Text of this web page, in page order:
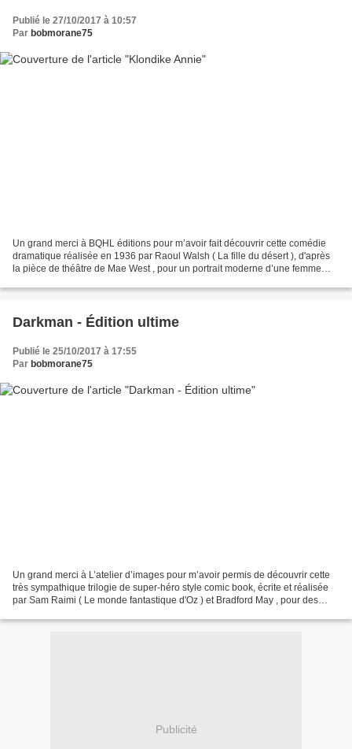
Publié le 27/10/2017 à 10:57
Par bobmorane75
Un grand merci à BQHL éditions pour m’avoir fait découvrir cette comédie
dramatique réalisée en 1936 par Raoul Walsh ( La fille du désert ), d'après
la pièce de théâtre de Mae West , pour un portrait moderne d’une femme
Darkman - Édition ultime
Publié le 25/10/2017 à 17:55
Par bobmorane75
Un grand merci à L’atelier d’images pour m’avoir permis de découvrir cette
très sympathique trilogie de super-héro style comic book, écrite et réalisée
par Sam Raimi ( Le monde fantastique d'Oz ) et Bradford May , pour des
Publicité